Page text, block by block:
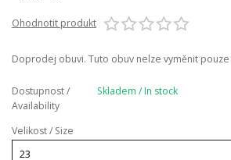
Ohodnotit produkt
Doprodej obuvi. Tuto obuv nelze vyměnit pouze
Dostupnost /
Availability
Skladem / In stock
Velikost / Size